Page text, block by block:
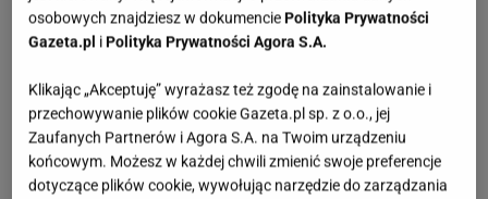
osobowych znajdziesz w dokumenciePolityka Prywatności
Gazeta.pl iPolityka Prywatności Agora S.A.
Klikając „Akceptuję” wyrażasz też zgodę na zainstalowanie i
przechowywanie plików cookie Gazeta.pl sp. z o.o., jej
Zaufanych Partnerów i Agora S.A. na Twoim urządzeniu
końcowym. Możesz w każdej chwili zmienić swoje preferencje
dotyczące plików cookie, wywołując narzędzie do zarządzania